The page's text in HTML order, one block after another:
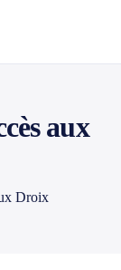
aux
Droix